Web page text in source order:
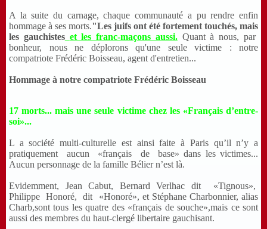
A la suite du carnage, chaque communauté a pu rendre enfin
hommage à ses morts."Les juifs ont été fortement touchés, mais
les gauchistes et les franc-maçons aussi.Quant à nous, par
bonheur, nous ne déplorons qu'une seule victime : notre
compatriote Frédéric Boisseau, agent d'entretien...
Hommage à notre compatriote Frédéric Boisseau
17 morts... mais une seule victime chez les «Français d’entre-
soi»...
L a société multi-culturelle est ainsi faite à Paris qu’il n’y a
pratiquement aucun «français de base» dans les victimes...
Aucun personnage de la famille Bélier n’est là.
Evidemment, Jean Cabut, Bernard Verlhac dit «Tignous»,
Philippe Honoré, dit «Honoré», et Stéphane Charbonnier, alias
Charb,sont tous les quatre des «français de souche»,mais ce sont
aussi des membres du haut-clergé libertaire gauchisant.